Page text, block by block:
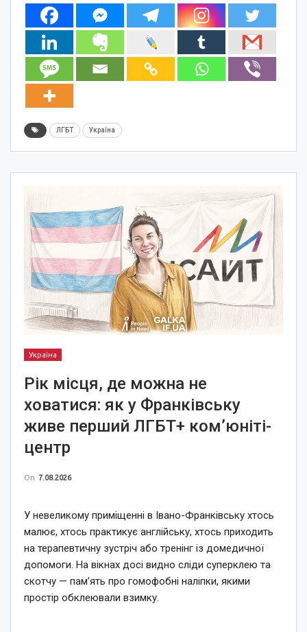
ЛГБТ Україна
Україна
Рік місця, де можна не
ховатися: як у Франківську
живе перший ЛГБТ+ ком’юніті-
центр
On 7.08.2026
У невеликому приміщенні в Івано-Франківську хтось
малює, хтось практикує англійську, хтось приходить
на терапевтичну зустріч або тренінг із домедичної
допомоги. На вікнах досі видно сліди суперклею та
скотчу — пам’ять про гомофобні наліпки, якими
простір обклеювали взимку.